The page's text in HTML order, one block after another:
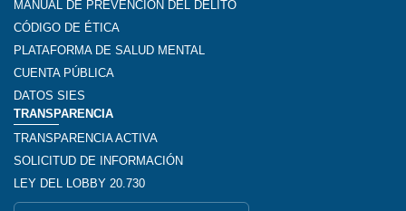
MANUAL DE PREVENCIÓN DEL DELITO
CÓDIGO DE ÉTICA
PLATAFORMA DE SALUD MENTAL
CUENTA PÚBLICA
DATOS SIES
TRANSPARENCIA
TRANSPARENCIA ACTIVA
SOLICITUD DE INFORMACIÓN
LEY DEL LOBBY 20.730